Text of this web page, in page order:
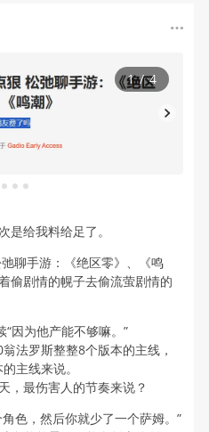
2 3 4
1/4
是给我料给足了。
聊手游：《绝区零》、《鸣
偷剧情的幌子去偷流萤剧情的
“因为他产能不够嘛。”
法罗斯整整8个版本的主线，
主线来说。
，最伤害人的节奏来说？
色，然后你就少了一个萨姆。”